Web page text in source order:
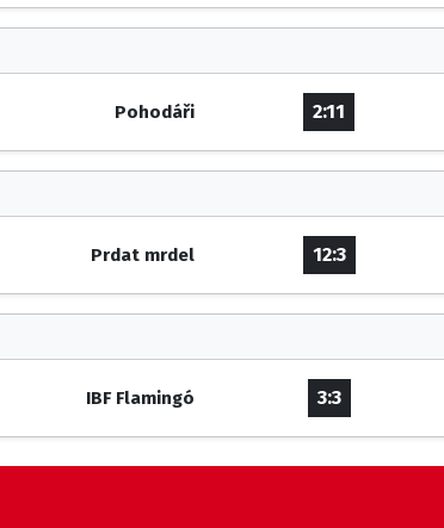
Pohodáři 2:11
Prdat mrdel 12:3
IBF Flamingó 3:3